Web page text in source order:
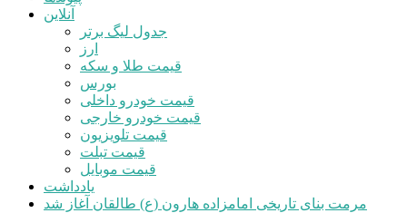
آنلاین
جدول لیگ برتر
ارز
قیمت طلا و سکه
بورس
قیمت خودرو داخلی
قیمت خودرو خارجی
قیمت تلویزیون
قیمت تبلت
قیمت موبایل
یادداشت
مرمت بنای تاریخی امامزاده هارون (ع) طالقان آغاز شد